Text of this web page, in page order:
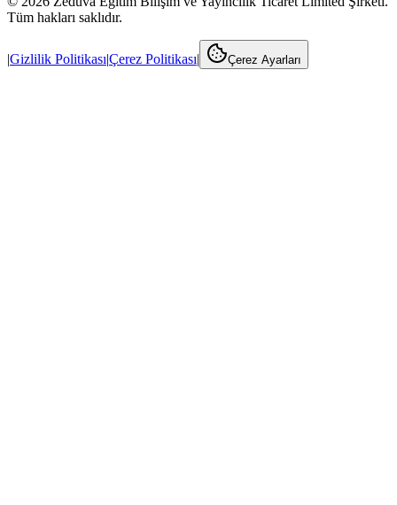
Tüm hakları saklıdır.
|Gizlilik Politikası|Çerez Politikası| Çerez Ayarları